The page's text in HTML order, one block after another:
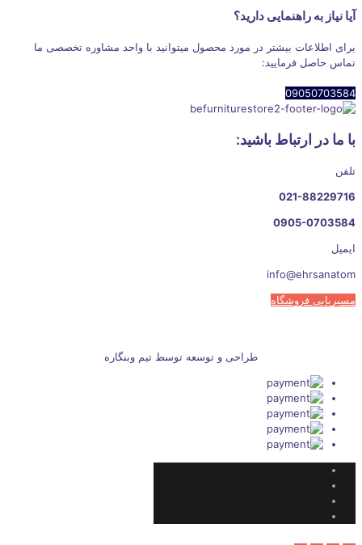
آیا نیاز به راهنمایی دارید؟
برای اطلاعات بیشتر در مورد محصول میتوانید با واحد مشاوره تخصصی ما
تماس حاصل فرمایید:
09050703584
با ما در ارتباط باشید:
تلفن
021-88229716
0905-0703584
ایمیل
info@ehrsanatom
مسیریابی فروشگاه
طراحی و توسعه توسط تیم وبنگاره